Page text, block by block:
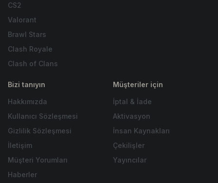
CS2
Valorant
Brawl Stars
Clash Royale
Clash of Clans
Bizi tanıyın
Hakkımızda
Kullanıcı Sözleşmesi
Gizlilik Sözleşmesi
İletişim
Müşteri Yorumları
Haberler
Müşteriler için
İptal & İade
Aktivasyon
İnsan Kaynakları
Çekilişler
Yayıncılar